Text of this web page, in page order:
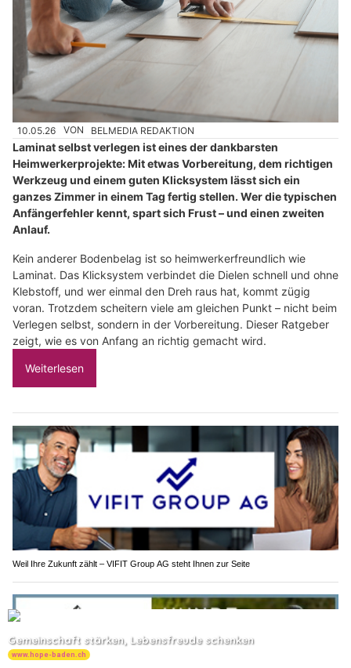
10.05.26 VON BELMEDIA REDAKTION
Laminat selbst verlegen ist eines der dankbarsten
Heimwerkerprojekte: Mit etwas Vorbereitung, dem richtigen
Werkzeug und einem guten Klicksystem lässt sich ein
ganzes Zimmer in einem Tag fertig stellen. Wer die typischen
Anfängerfehler kennt, spart sich Frust – und einen zweiten
Anlauf.
Kein anderer Bodenbelag ist so heimwerkerfreundlich wie
Laminat. Das Klicksystem verbindet die Dielen schnell und ohne
Klebstoff, und wer einmal den Dreh raus hat, kommt zügig
voran. Trotzdem scheitern viele am gleichen Punkt – nicht beim
Verlegen selbst, sondern in der Vorbereitung. Dieser Ratgeber
zeigt, wie es von Anfang an richtig gemacht wird.
Weiterlesen
Weil Ihre Zukunft zählt – VIFIT Group AG steht Ihnen zur Seite